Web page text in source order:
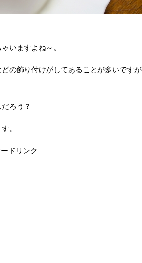
いますよね～。
の飾り付けがしてあることが多いですが
ろう？
。
ドリンク